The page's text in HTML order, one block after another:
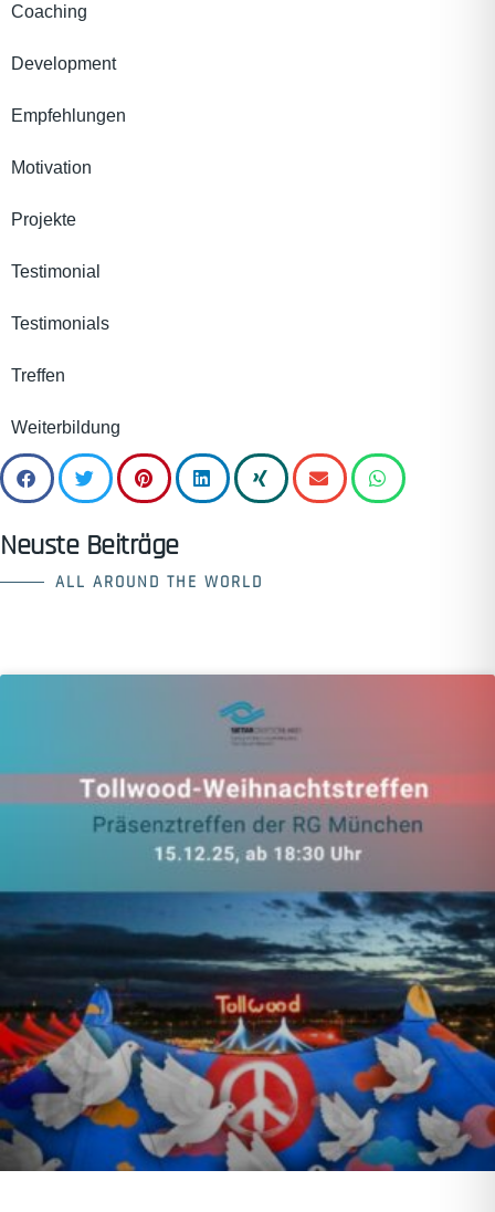
Coaching
Development
Empfehlungen
Motivation
Projekte
Testimonial
Testimonials
Treffen
Weiterbildung
Neuste Beiträge
ALL AROUND THE WORLD